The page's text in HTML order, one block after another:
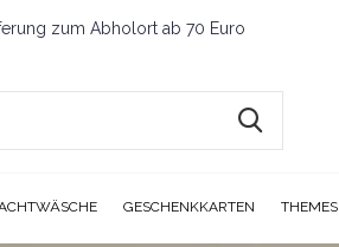
GESCHENKKARTEN THEMES
zum Abholort ab 70 Euro